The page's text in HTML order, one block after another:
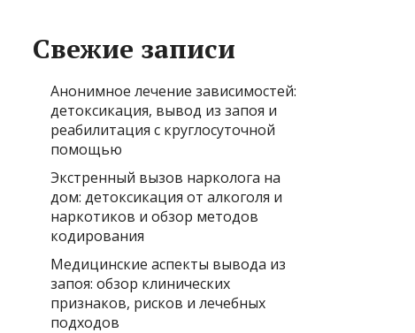
Свежие записи
Анонимное лечение зависимостей:
детоксикация, вывод из запоя и
реабилитация с круглосуточной
помощью
Экстренный вызов нарколога на
дом: детоксикация от алкоголя и
наркотиков и обзор методов
кодирования
Медицинские аспекты вывода из
запоя: обзор клинических
признаков, рисков и лечебных
подходов